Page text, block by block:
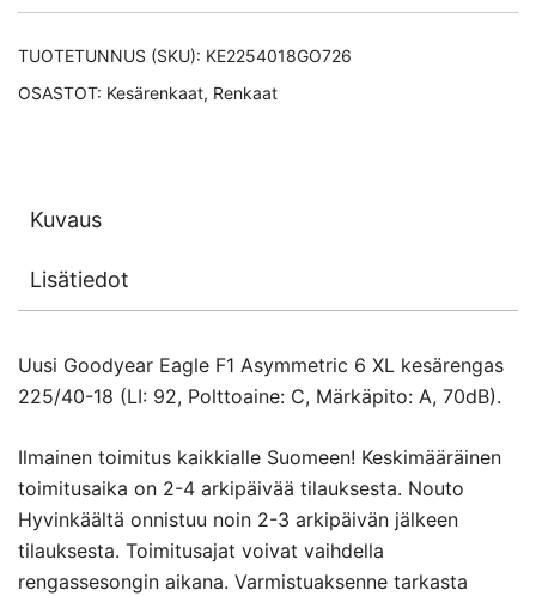
225/40-
18
TUOTETUNNUS (SKU): KE2254018GO726
OSASTOT: Kesärenkaat, Renkaat
Kuvaus
Lisätiedot
Uusi Goodyear Eagle F1 Asymmetric 6 XL kesärengas
225/40-18 (LI: 92, Polttoaine: C, Märkäpito: A, 70dB).
Ilmainen toimitus kaikkialle Suomeen! Keskimääräinen
toimitusaika on 2-4 arkipäivää tilauksesta. Nouto
Hyvinkäältä onnistuu noin 2-3 arkipäivän jälkeen
tilauksesta. Toimitusajat voivat vaihdella
rengassesongin aikana. Varmistuaksenne tarkasta